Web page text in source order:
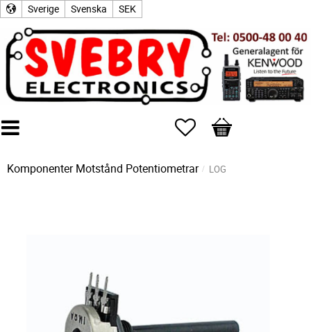
Sverige Svenska SEK
Favoriter
Kundvagn
Komponenter Motstånd Potentiometrar LOG